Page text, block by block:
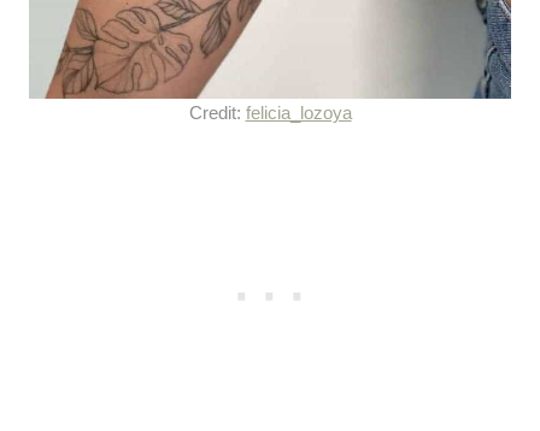
Credit: felicia_lozoya